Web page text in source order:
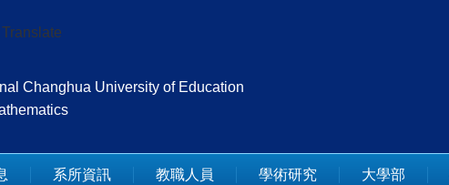
Translate
Changhua University of Education
系所資訊 教職人員 學術研究 大學部